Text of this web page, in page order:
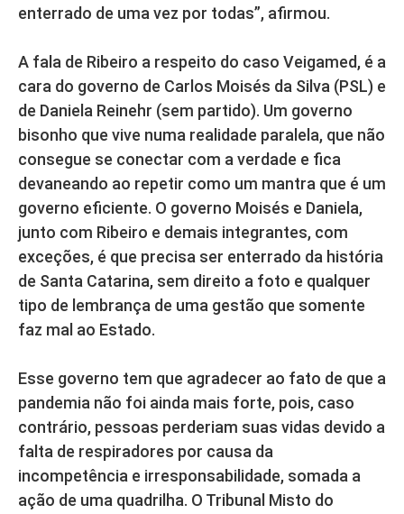
enterrado de uma vez por todas”, afirmou.
A fala de Ribeiro a respeito do caso Veigamed, é a
cara do governo de Carlos Moisés da Silva (PSL) e
de Daniela Reinehr (sem partido). Um governo
bisonho que vive numa realidade paralela, que não
consegue se conectar com a verdade e fica
devaneando ao repetir como um mantra que é um
governo eficiente. O governo Moisés e Daniela,
junto com Ribeiro e demais integrantes, com
exceções, é que precisa ser enterrado da história
de Santa Catarina, sem direito a foto e qualquer
tipo de lembrança de uma gestão que somente
faz mal ao Estado.
Esse governo tem que agradecer ao fato de que a
pandemia não foi ainda mais forte, pois, caso
contrário, pessoas perderiam suas vidas devido a
falta de respiradores por causa da
incompetência e irresponsabilidade, somada a
ação de uma quadrilha. O Tribunal Misto do